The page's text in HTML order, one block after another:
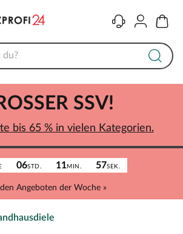
KontaktKonto
06STD. 11MIN. 57SEK.
Angeboten der Woche »
SSV!
bis 65 % in vielen Kategorien.